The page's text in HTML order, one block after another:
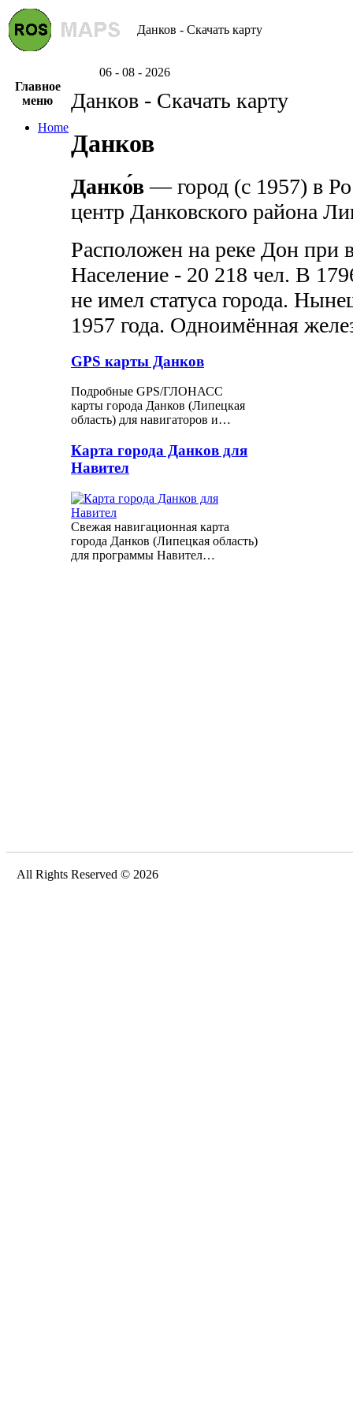
Данков - Скачать карту
06 - 08 - 2026
Главное
меню
Home
Данков - Скачать карту
Данков
Данко́в— город (с 1957) в
центр Данковского района
Расположен на реке Дон при
Население - 20 218 чел. В
не имел статуса города.
1957 года. Одноимённая
GPS карты Данков
Подробные GPS/ГЛОНАСС
карты города Данков (Липецкая
область) для навигаторов и…
Карта города Данков для
Навител
Свежая навигационная карта
города Данков (Липецкая область)
для программы Навител…
All Rights Reserved © 2026